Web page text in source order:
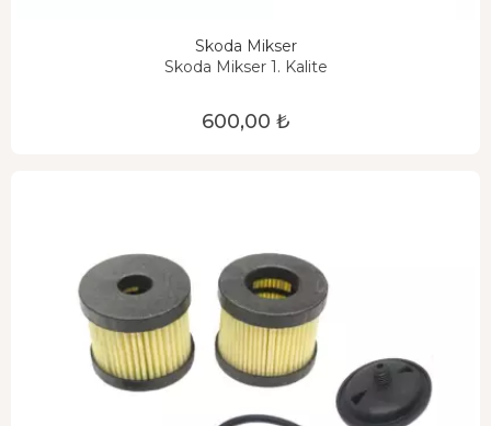
Skoda Mikser
Skoda Mikser 1. Kalite
600,00 ₺